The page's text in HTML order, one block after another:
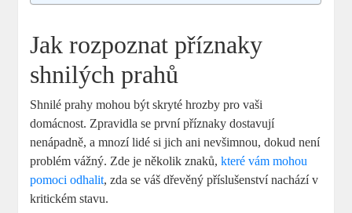
Jak rozpoznat příznaky
shnilých prahů
Shnilé prahy mohou být skryté hrozby pro vaši
domácnost. Zpravidla se první příznaky dostavují
nenápadně, a mnozí lidé si jich ani nevšimnou, dokud není
problém vážný. Zde je několik znaků,které vám mohou
pomoci odhalit, zda se váš dřevěný příslušenství nachází v
kritickém stavu.